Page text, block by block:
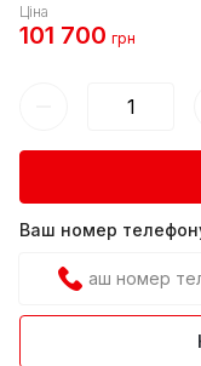
Ціна
101 700 грн
Ваш номер